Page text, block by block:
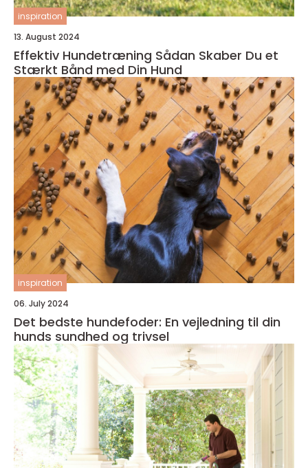
inspiration
13. August 2024
Effektiv Hundetræning Sådan Skaber Du et
Stærkt Bånd med Din Hund
inspiration
06. July 2024
Det bedste hundefoder: En vejledning til din
hunds sundhed og trivsel